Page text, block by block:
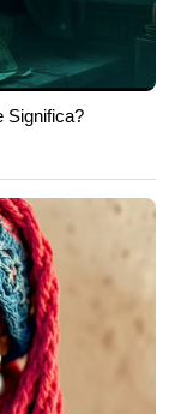
Significa?